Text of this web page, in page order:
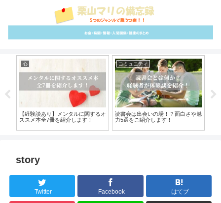
心
【経験談あり】メンタルに関するオ
ススメ本全7冊を紹介します！
コミュニティ
読書会は出会いの場！？面白さや魅
力5選をご紹介します！
story
Twitter Facebook はてブ